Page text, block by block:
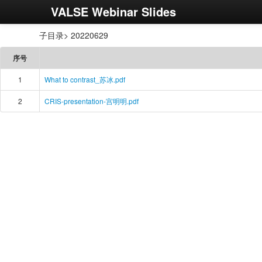
VALSE Webinar Slides
子目录> 20220629
序号
1 What to contrast_苏冰.pdf
2 CRIS-presentation-宫明明.pdf